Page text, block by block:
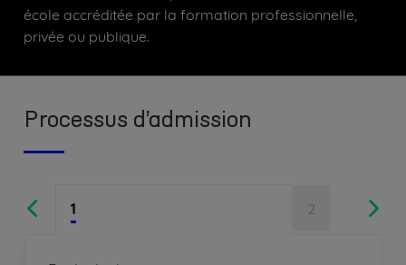
école accréditée par la formation professionnelle,
privée ou publique.
Processus d’admission
1 2